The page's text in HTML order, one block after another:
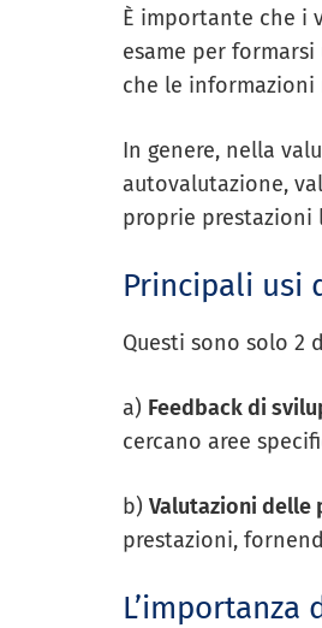
È importante che i
esame per
che le informazioni
In genere, nella
autovalutazione,
proprie prestazioni
Principali usi
Questi sono solo 2
a) Feedback di
cercano aree
b) Valutazioni delle
prestazioni,